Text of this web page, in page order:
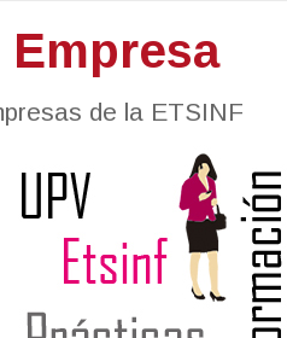
Empresa
de la ETSINF